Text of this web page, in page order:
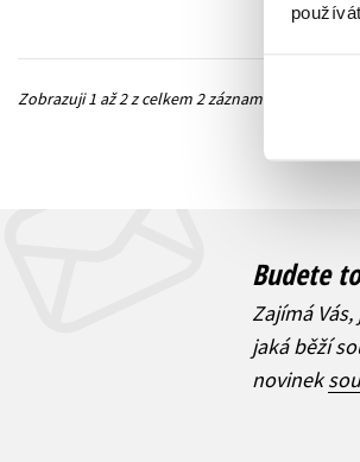
Zobrazuji 1 až 2 z celkem 2 záznamů
Budete
Zajímá
jaká běží
novinek